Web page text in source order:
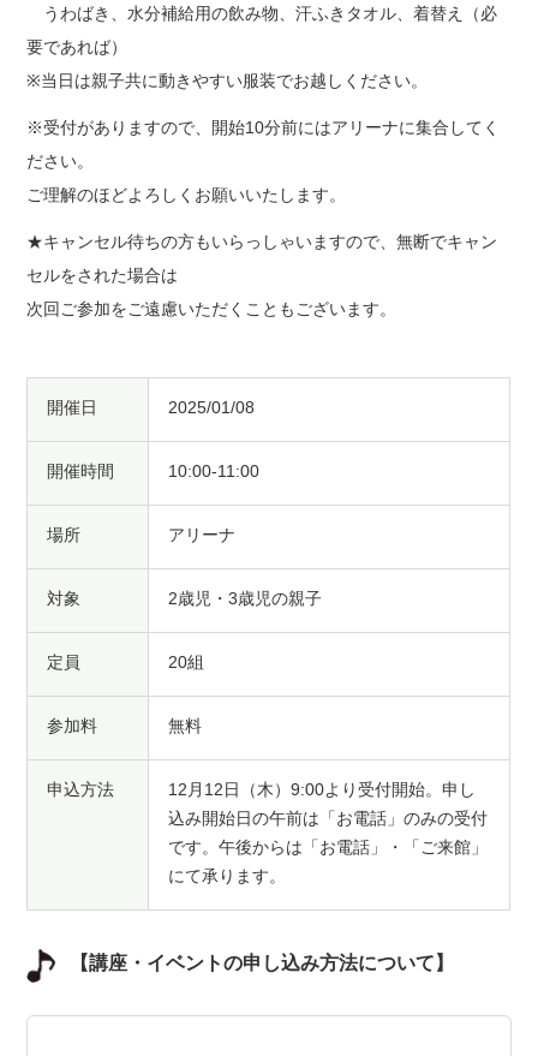
うわばき、水分補給用の飲み物、汗ふきタオル、着替え（必
要であれば）
※当日は親子共に動きやすい服装でお越しください。
※受付がありますので、開始10分前にはアリーナに集合してく
ださい。
ご理解のほどよろしくお願いいたします。
★キャンセル待ちの方もいらっしゃいますので、無断でキャン
セルをされた場合は
次回ご参加をご遠慮いただくこともございます。
開催日 2025/01/08
開催時間 10:00-11:00
場所 アリーナ
対象 2歳児・3歳児の親子
定員 20組
参加料 無料
申込方法
12月12日（木）9:00より受付開始。申し
込み開始日の午前は「お電話」のみの受付
です。午後からは「お電話」・「ご来館」
にて承ります。
【講座・イベントの申し込み方法について】